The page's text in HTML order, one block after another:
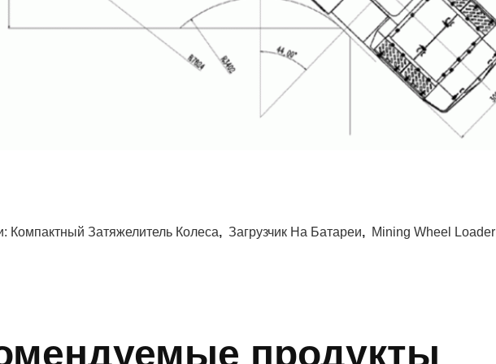
Компактный Затяжелитель Колеса, Загрузчик На Батареи, Mining Wheel Loader
продукты